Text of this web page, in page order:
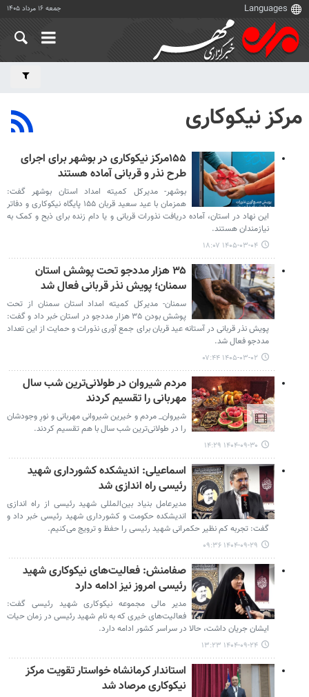
جمعه ۱۶ مرداد ۱۴۰۵
مرکز نیکوکاری
۱۵۵مرکز نیکوکاری در بوشهر برای اجرای
طرح نذر و قربانی آماده هستند
بوشهر- مدیرکل کمیته امداد استان بوشهر گفت:
همزمان با عید سعید قربان ۱۵۵ پایگاه نیکوکاری و دفاتر
این نهاد در استان، آماده دریافت نذورات قربانی و یا دام زنده برای ذبح و کمک به
نیازمندان هستند.
۱۴۰۵-۰۳-۰۴ ۱۸:۰۷
۳۵ هزار مددجو تحت پوشش استان
سمنان؛ پویش نذر قربانی فعال شد
سمنان- مدیرکل کمیته امداد استان سمنان از تحت
پوشش بودن ۳۵ هزار مددجو در استان خبر داد و گفت:
پویش نذر قربانی در آستانه عید قربان برای جمع آوری نذورات و حمایت از این تعداد
مددجو فعال شد.
۱۴۰۵-۰۳-۰۲ ۰۷:۴۴
مردم شیروان در طولانی‌ترین شب سال
مهربانی را تقسیم کردند
شیروان_ مردم و خیرین شیروانی مهربانی و نورِ وجودشان
را در طولانی‌ترین شب سال با هم تقسیم کردند.
۱۴۰۴-۰۹-۳۰ ۱۴:۲۹
اسماعیلی: اندیشکده کشورداری شهید
رئیسی راه اندازی شد
مدیرعامل بنیاد بین‌المللی شهید رئیسی از راه اندازی
اندیشکده حکومت و کشورداری شهید رئیسی خبر داد و
گفت: تجربه کم نظیر حکمرانی شهید رئیسی را حفظ و ترویج می‌کنیم.
۱۴۰۴-۰۹-۲۹ ۰۹:۳۶
صفامنش: فعالیت‌های نیکوکاری شهید
رئیسی امروز نیز ادامه دارد
مدیر مالی مجموعه نیکوکاری شهید رئیسی گفت:
فعالیت‌های خیری که به نام شهید رئیسی در زمان حیات
ایشان جریان داشت، حالا در سراسر کشور ادامه دارد.
۱۴۰۴-۰۹-۲۴ ۱۳:۲۳
استاندار کرمانشاه خواستار تقویت مرکز
نیکوکاری مرصاد شد